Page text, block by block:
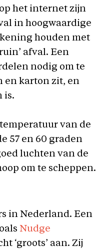
het internet zijn
in hoogwaardige
houden met
afval. Een
nodig om te
en karton zit, en
is.
van de
57 en 60 graden
luchten van de
om te scheppen.
in Nederland. Een
Nudge
‘groots’ aan. Zij